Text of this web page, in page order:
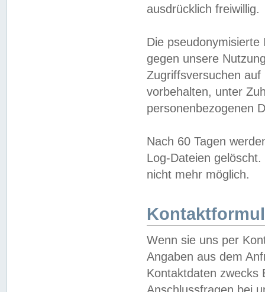
ausdrücklich freiwillig.
Die
gegen unsere
Zugriffsversuchen
vorbehalten, unter
personenbezogenen
Nach 60 Tagen
Log-Dateien
nicht mehr möglich.
Wenn sie uns per
Angaben aus dem
Kontaktdaten zwecks